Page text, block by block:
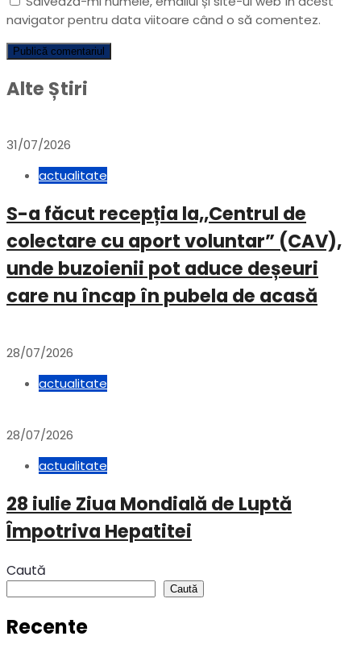
navigator pentru data viitoare când o să comentez.
Alte Știri
31/07/2026
actualitate
S-a făcut recepția la,,Centrul de
colectare cu aport voluntar” (CAV),
unde buzoienii pot aduce deșeuri
care nu încap în pubela de acasă
28/07/2026
actualitate
28/07/2026
actualitate
28 iulie Ziua Mondială de Luptă
Împotriva Hepatitei
Caută
Caută
Recente